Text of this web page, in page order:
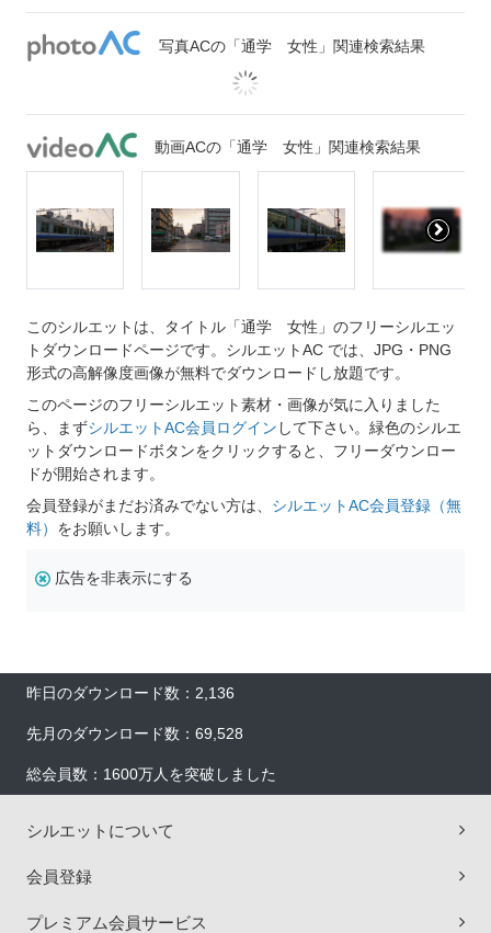
写真ACの「通学 女性」関連検索結果
動画ACの「通学 女性」関連検索結果
このシルエットは、タイトル「通学 女性」のフリーシルエッ
トダウンロードページです。シルエットAC では、JPG・PNG
形式の高解像度画像が無料でダウンロードし放題です。
このページのフリーシルエット素材・画像が気に入りました
ら、まずシルエットAC会員ログイン して下さい。緑色のシルエ
ットダウンロードボタンをクリックすると、フリーダウンロー
ドが開始されます。
会員登録がまだお済みでない方は、 シルエットAC会員登録（無
料） をお願いします。
広告を非表示にする
昨日のダウンロード数：2,136
先月のダウンロード数：69,528
総会員数：1600万人を突破しました
シルエットについて
会員登録
プレミアム会員サービス